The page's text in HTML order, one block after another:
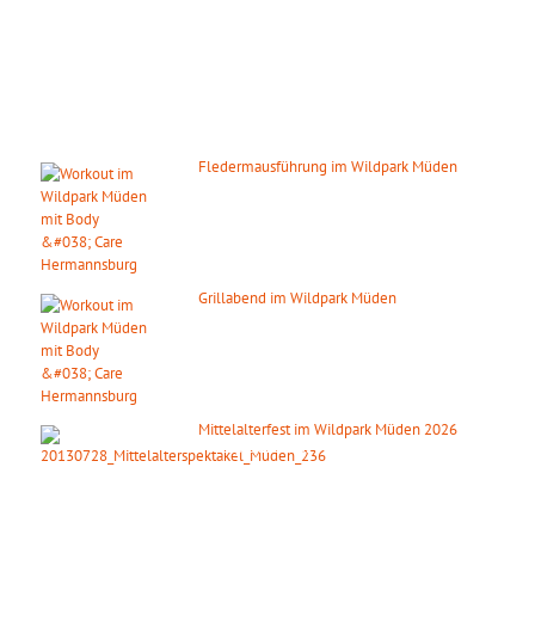
Fledermausführung im Wildpark Müden
Grillabend im Wildpark Müden
Mittelalterfest im Wildpark Müden 2026
19. September 2026